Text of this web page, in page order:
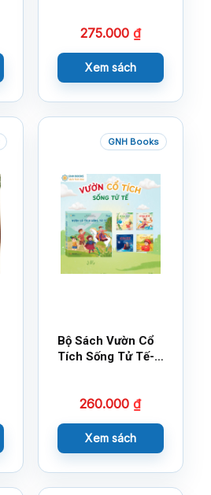
275.000 ₫
Xem sách
GNH Books
Bộ Sách Vườn Cổ
Tích Sống Tử Tế-
260.000₫
Xem sách